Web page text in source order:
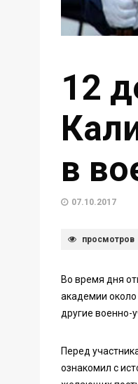
12
в
07.10.2017
просмотров
Во время дня
академии
другие военно-
Перед
ознакомил с